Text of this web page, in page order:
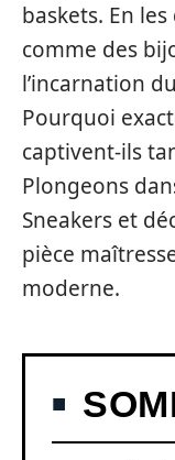
baskets. En
comme des
l’incarnation
Pourquoi
captivent-ils
Plongeons
Sneakers et
pièce
moderne.